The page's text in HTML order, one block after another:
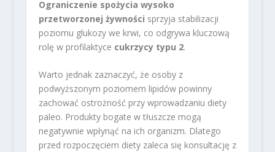
Ograniczenie spożycia wysoko
przetworzonej żywności sprzyja stabilizacji
poziomu glukozy we krwi, co odgrywa kluczową
rolę w profilaktyce cukrzycy typu 2.
Warto jednak zaznaczyć, że osoby z
podwyższonym poziomem lipidów powinny
zachować ostrożność przy wprowadzaniu diety
paleo. Produkty bogate w tłuszcze mogą
negatywnie wpłynąć na ich organizm. Dlatego
przed rozpoczęciem diety zaleca się konsultację z